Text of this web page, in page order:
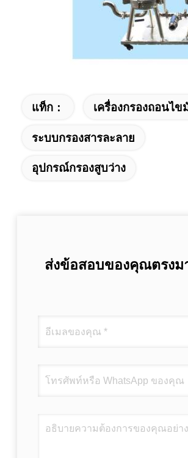
แท็ก： เครื่องกรองถอนไข
ระบบกรองสารละลาย
อุปกรณ์กรองสูบว่าง
ส่งข้อสอบของคุณตรงม